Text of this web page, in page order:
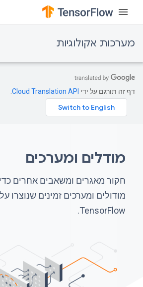
מערכות אקולוגיות
דף זה תורגם על ידי Cloud Translation API
מודלים ומערכים
חקור מאגרים ומשאבים אחרים
מודולים ומערכים זמינים שנוצרו
TensorFlow.